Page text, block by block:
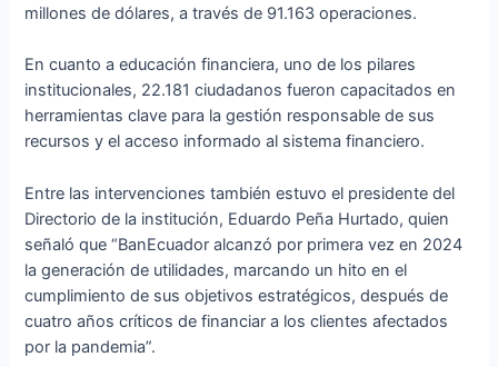
millones de dólares, a través de 91.163 operaciones.
En cuanto a educación financiera, uno de los pilares
institucionales, 22.181 ciudadanos fueron capacitados en
herramientas clave para la gestión responsable de sus
recursos y el acceso informado al sistema financiero.
Entre las intervenciones también estuvo el presidente del
Directorio de la institución, Eduardo Peña Hurtado, quien
señaló que “BanEcuador alcanzó por primera vez en 2024
la generación de utilidades, marcando un hito en el
cumplimiento de sus objetivos estratégicos, después de
cuatro años críticos de financiar a los clientes afectados
por la pandemia”.